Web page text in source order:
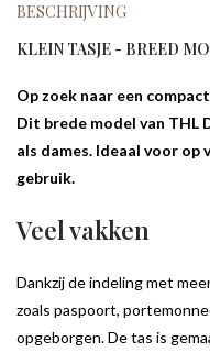
BESCHRIJVING
KLEIN TASJE - BREED
Op zoek naar een
Dit brede model van THL
als dames. Ideaal voor op
gebruik.
Veel vakken
Dankzij de indeling met
zoals paspoort,
opgeborgen. De tas is